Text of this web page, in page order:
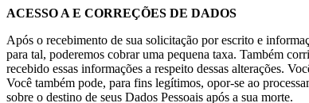
ACESSO A E CORREÇÕES DE DADOS
Após o recebimento de sua solicitação por escrito e
para tal, poderemos cobrar uma pequena taxa. Também
recebido essas informações a respeito dessas alterações.
Você também pode, para fins legítimos, opor-se ao
sobre o destino de seus Dados Pessoais após a sua morte.